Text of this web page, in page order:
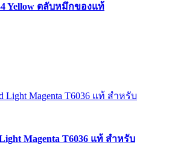
Yellow ตลับหมึกของแท้
Magenta T6036 แท้ สำหรับ